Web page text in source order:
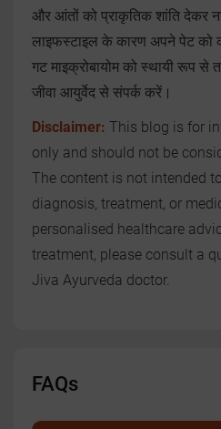
और आंतों को प्राकृतिक शांति देकर
लाइफस्टाइल के कारण अपने पेट
गट माइक्रोबायोम को स्थायी रूप
जीवा आयुर्वेद से संपर्क करें।
Disclaimer: This blog is for
only and should not be
The content is not intended
diagnosis, treatment, or
personalised healthcare
treatment, please consult a
Jiva Ayurveda doctor.
FAQs